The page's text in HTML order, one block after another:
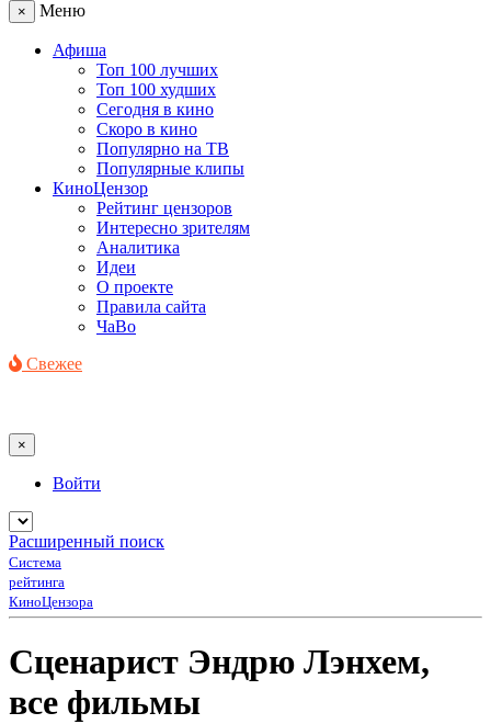
× Меню
Афиша
Топ 100 лучших
Топ 100 худших
Сегодня в кино
Скоро в кино
Популярно на ТВ
Популярные клипы
КиноЦензор
Рейтинг цензоров
Интересно зрителям
Аналитика
Идеи
О проекте
Правила сайта
ЧаВо
Свежее
×
Войти
Расширенный поиск
Система
рейтинга
КиноЦензора
Сценарист Эндрю Лэнхем,
все фильмы